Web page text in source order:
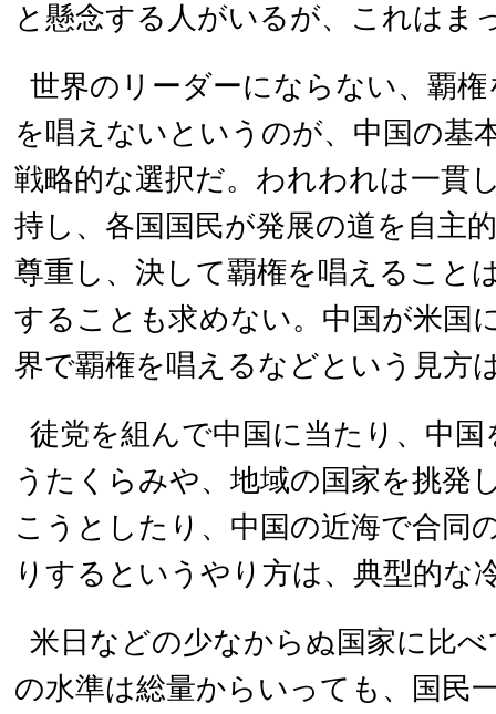
と懸念する人がいるが、これはま
世界のリーダーにならない、覇
を唱えないというのが、中国の基
戦略的な選択だ。われわれは一貫
持し、各国国民が発展の道を自主
尊重し、決して覇権を唱えること
することも求めない。中国が米国
界で覇権を唱えるなどという見方
徒党を組んで中国に当たり、中
うたくらみや、地域の国家を挑発
こうとしたり、中国の近海で合同
りするというやり方は、典型的な
米日などの少なからぬ国家に比
の水準は総量からいっても、国民